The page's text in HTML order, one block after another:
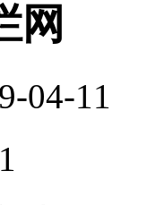
网
04-11